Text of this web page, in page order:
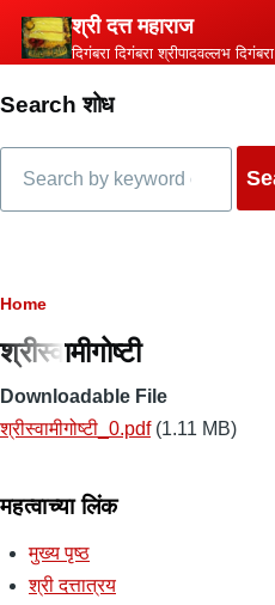
Skip to main content
श्री दत्त महाराज
दिगंबरा दिगंबरा श्रीपादवल्लभ दिगंबरा
Search शोध
Breadcrumb
Home
श्रीस्वामीगोष्टी
Downloadable File
श्रीस्वामीगोष्टी_0.pdf (1.11 MB)
महत्वाच्या लिंक
मुख्य पृष्ठ
श्री दत्तात्रय